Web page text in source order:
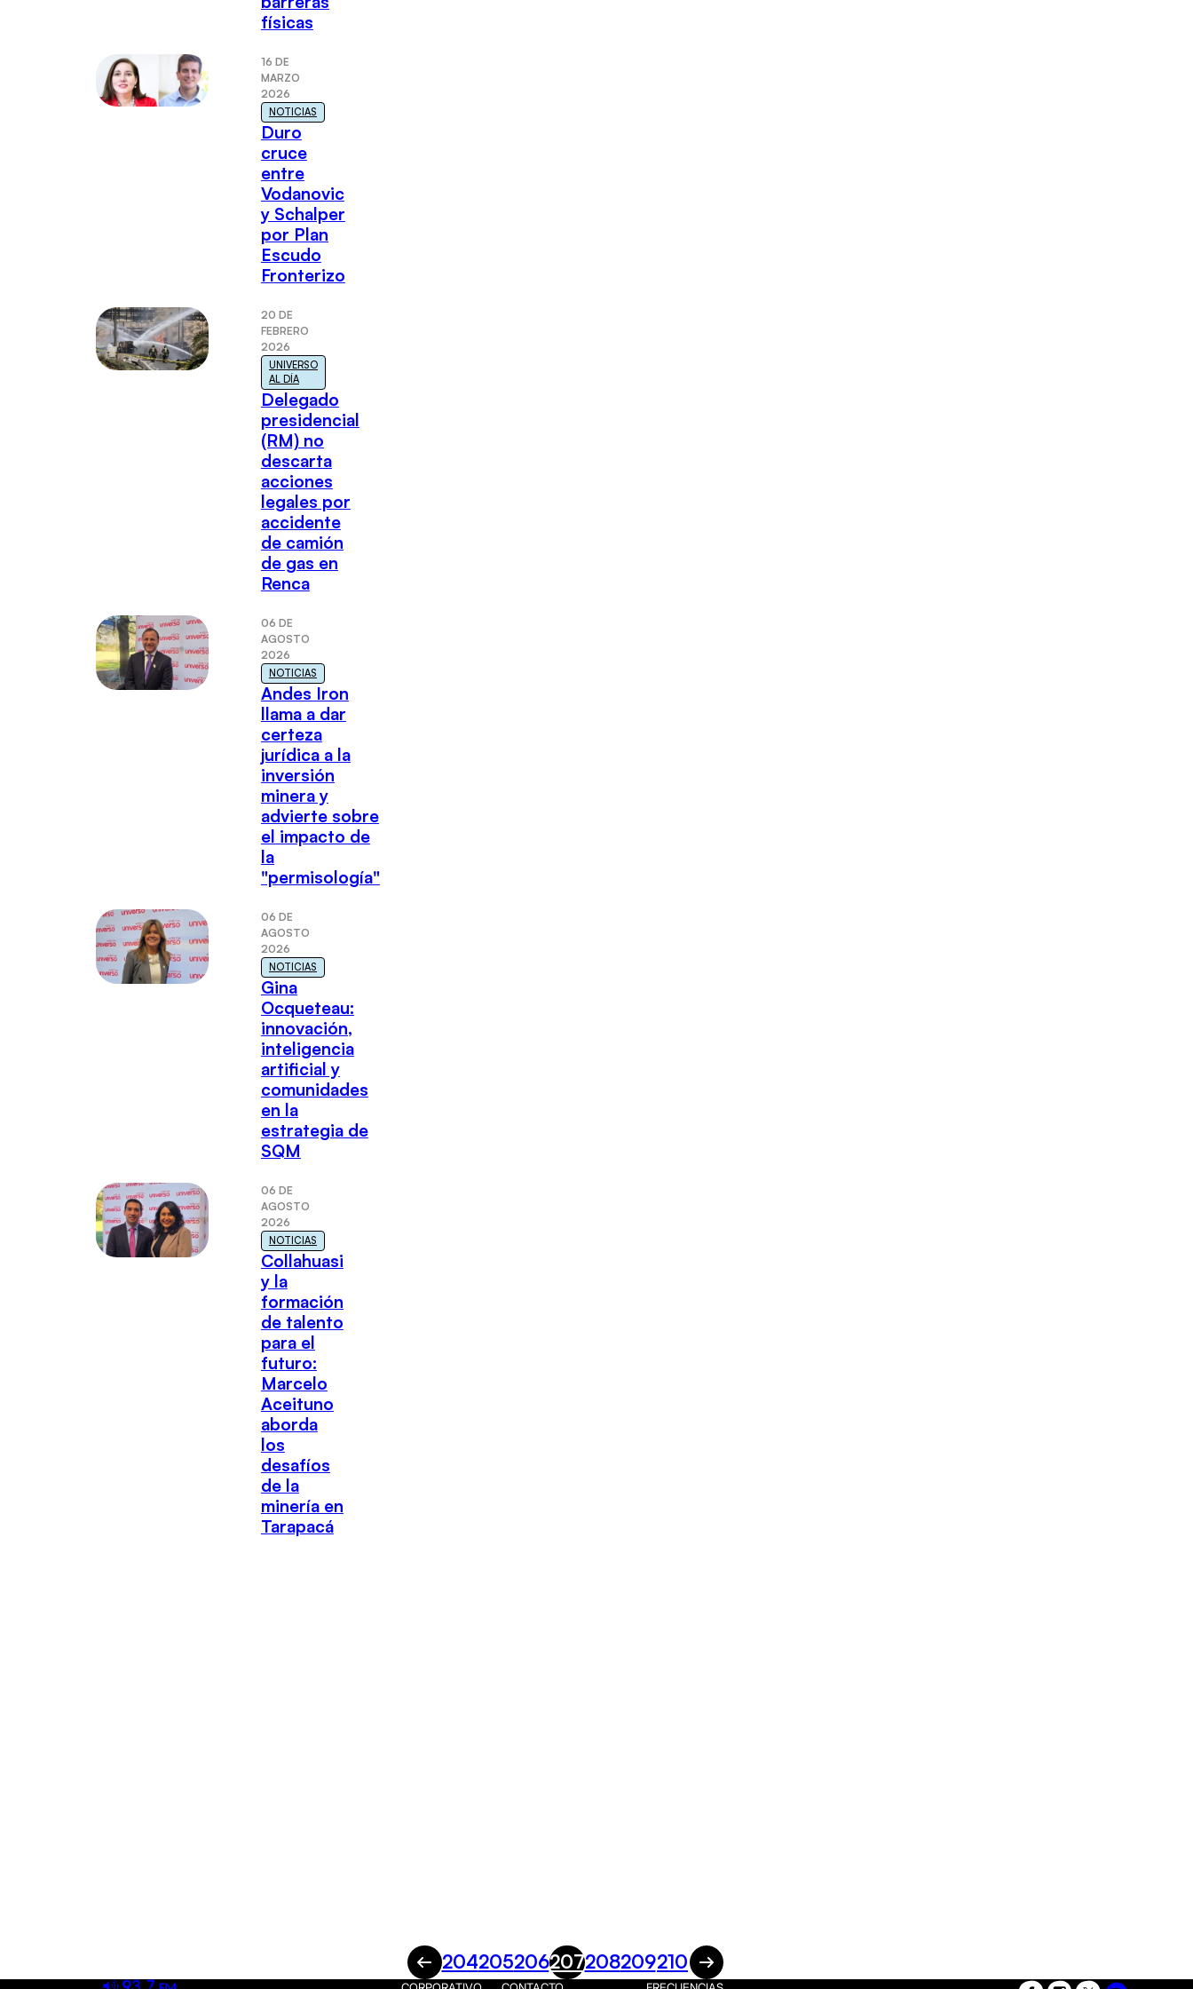
físicas
16 DE
MARZO
2026
NOTICIAS
Duro
cruce
entre
Vodanovic
y Schalper
por Plan
Escudo
Fronterizo
20 DE
FEBRERO
2026
UNIVERSO
AL DÍA
Delegado
presidencial
(RM) no
descarta
acciones
legales por
accidente
de camión
de gas en
Renca
06 DE
AGOSTO
2026
NOTICIAS
Andes Iron
llama a dar
certeza
jurídica a la
inversión
minera y
advierte sobre
el impacto de
la
"permisología"
06 DE
AGOSTO
2026
NOTICIAS
Gina
Ocqueteau:
innovación,
inteligencia
artificial y
comunidades
en la
estrategia de
SQM
06 DE
AGOSTO
2026
NOTICIAS
Collahuasi
y la
formación
de talento
para el
futuro:
Marcelo
Aceituno
aborda
los
desafíos
de la
minería en
Tarapacá
204205206207208209210